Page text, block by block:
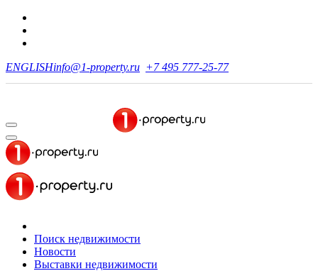
ENGLISHinfo@1-property.ru +7 495 777-25-77
Поиск недвижимости
Новости
Выставки недвижимости